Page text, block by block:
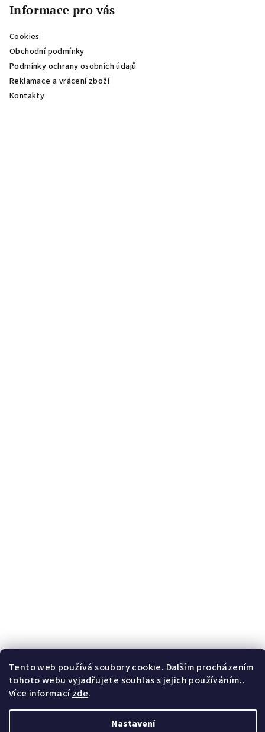
Tento web používá soubory cookie. Dalším procházením
tohoto webu vyjadřujete souhlas s jejich používáním..
Více informacízde.
Nastavení
Informace pro vás
Cookies
Obchodní podmínky
Podmínky ochrany osobních údajů
Reklamace a vrácení zboží
Kontakty
F.B. Marcelino. Všechna práva vyhrazena.